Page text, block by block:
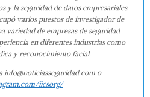
y la seguridad de datos empresariales.
varios puestos de investigador de
variedad de empresas de seguridad
en diferentes industrias como
y reconocimiento facial.
info@noticiasseguridad.com o
iicsorg/